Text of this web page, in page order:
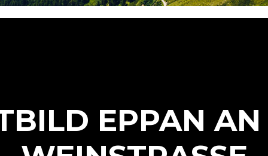
EPPAN AN